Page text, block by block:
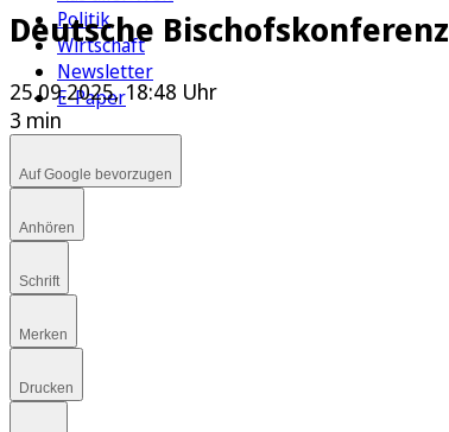
Politik
Wirtschaft
Newsletter
E-Paper
Deutsche Bischofskonferenz
25.09.2025, 18:48 Uhr
3 min
Auf Google bevorzugen
Anhören
Schrift
Merken
Drucken